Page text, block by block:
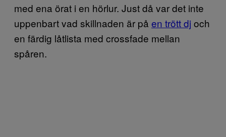
med ena örat i en hörlur. Just då var det inte
uppenbart vad skillnaden är på en trött dj och
en färdig låtlista med crossfade mellan
spåren.